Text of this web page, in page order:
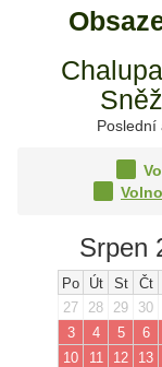
Poslední
Volno
Srpen
Po Út St Čt
27
28 29 30
3
4 5 6
10
11 12 13